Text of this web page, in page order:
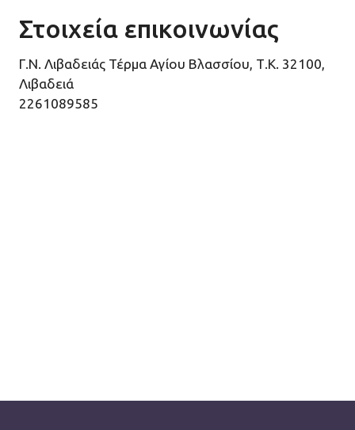
Στοιχεία επικοινωνίας
Γ.Ν. Λιβαδειάς Τέρμα Αγίου Βλασσίου, Τ.Κ. 32100,
Λιβαδειά
2261089585